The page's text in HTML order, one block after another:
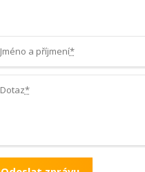
Jméno a příjmení*
Dotaz*